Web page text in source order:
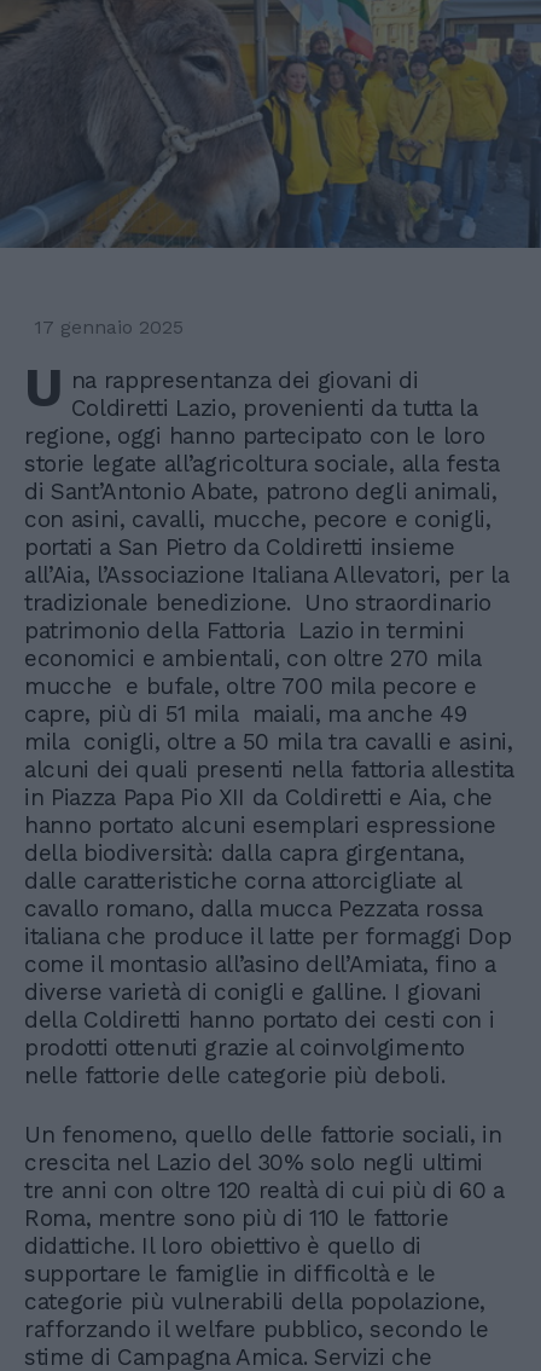
17 gennaio 2025
U na rappresentanza dei giovani di
Coldiretti Lazio, provenienti da tutta la
regione, oggi hanno partecipato con le loro
storie legate all’agricoltura sociale, alla festa
di Sant’Antonio Abate, patrono degli animali,
con asini, cavalli, mucche, pecore e conigli,
portati a San Pietro da Coldiretti insieme
all’Aia, l’Associazione Italiana Allevatori, per la
tradizionale benedizione. Uno straordinario
patrimonio della Fattoria Lazio in termini
economici e ambientali, con oltre 270 mila
mucche e bufale, oltre 700 mila pecore e
capre, più di 51 mila maiali, ma anche 49
mila conigli, oltre a 50 mila tra cavalli e asini,
alcuni dei quali presenti nella fattoria allestita
in Piazza Papa Pio XII da Coldiretti e Aia, che
hanno portato alcuni esemplari espressione
della biodiversità: dalla capra girgentana,
dalle caratteristiche corna attorcigliate al
cavallo romano, dalla mucca Pezzata rossa
italiana che produce il latte per formaggi Dop
come il montasio all’asino dell’Amiata, fino a
diverse varietà di conigli e galline. I giovani
della Coldiretti hanno portato dei cesti con i
prodotti ottenuti grazie al coinvolgimento
nelle fattorie delle categorie più deboli.
Un fenomeno, quello delle fattorie sociali, in
crescita nel Lazio del 30% solo negli ultimi
tre anni con oltre 120 realtà di cui più di 60 a
Roma, mentre sono più di 110 le fattorie
didattiche. Il loro obiettivo è quello di
supportare le famiglie in difficoltà e le
categorie più vulnerabili della popolazione,
rafforzando il welfare pubblico, secondo le
stime di Campagna Amica. Servizi che